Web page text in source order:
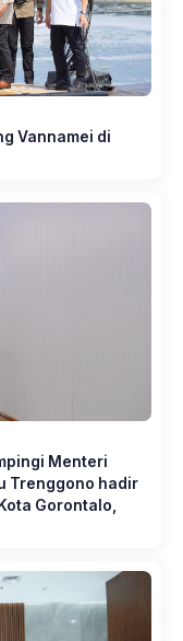
Vannamei di
Menteri
Trenggono hadir
Gorontalo,